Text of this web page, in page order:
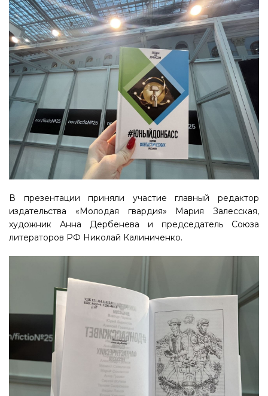
В презентации приняли участие главный редактор
издательства «Молодая гвардия» Мария Залесская,
художник Анна Дербенева и председатель Союза
литераторов РФ Николай Калиниченко.